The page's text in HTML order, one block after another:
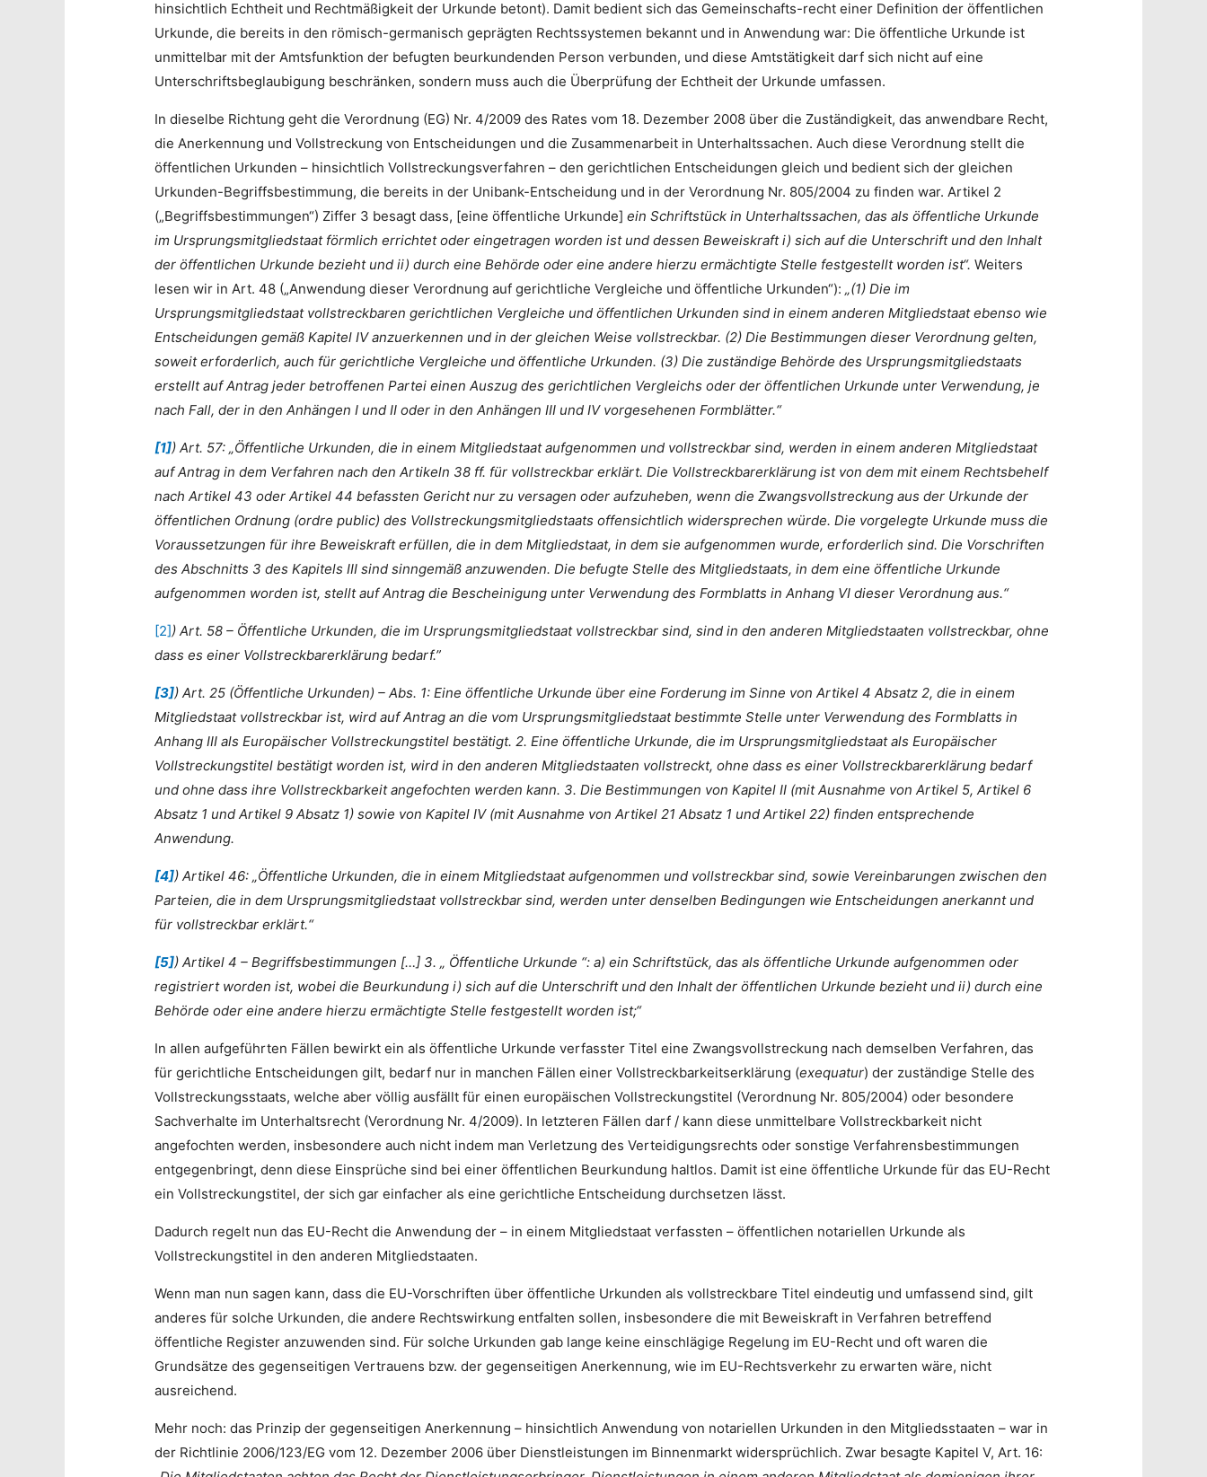
hinsichtlich Echtheit und Rechtmäßigkeit der Urkunde betont). Damit bedient sich das Gemeinschafts-recht einer Definition der öffentlichen
Urkunde, die bereits in den römisch-germanisch geprägten Rechtssystemen bekannt und in Anwendung war: Die öffentliche Urkunde ist
unmittelbar mit der Amtsfunktion der befugten beurkundenden Person verbunden, und diese Amtstätigkeit darf sich nicht auf eine
Unterschriftsbeglaubigung beschränken, sondern muss auch die Überprüfung der Echtheit der Urkunde umfassen.
In dieselbe Richtung geht die Verordnung (EG) Nr. 4/2009 des Rates vom 18. Dezember 2008 über die Zuständigkeit, das anwendbare Recht,
die Anerkennung und Vollstreckung von Entscheidungen und die Zusammenarbeit in Unterhaltssachen. Auch diese Verordnung stellt die
öffentlichen Urkunden – hinsichtlich Vollstreckungsverfahren – den gerichtlichen Entscheidungen gleich und bedient sich der gleichen
Urkunden-Begriffsbestimmung, die bereits in der Unibank-Entscheidung und in der Verordnung Nr. 805/2004 zu finden war. Artikel 2
(„Begriffsbestimmungen“) Ziffer 3 besagt dass, [eine öffentliche Urkunde]ein Schriftstück in Unterhaltssachen, das als öffentliche Urkunde
im Ursprungsmitgliedstaat förmlich errichtet oder eingetragen worden ist und dessen Beweiskraft i) sich auf die Unterschrift und den Inhalt
der öffentlichen Urkunde bezieht und ii) durch eine Behörde oder eine andere hierzu ermächtigte Stelle festgestellt worden ist“.Weiters
lesen wir in Art. 48 („Anwendung dieser Verordnung auf gerichtliche Vergleiche und öffentliche Urkunden“): „(1) Die im
Ursprungsmitgliedstaat vollstreckbaren gerichtlichen Vergleiche und öffentlichen Urkunden sind in einem anderen Mitgliedstaat ebenso wie
Entscheidungen gemäß Kapitel IV anzuerkennen und in der gleichen Weise vollstreckbar. (2) Die Bestimmungen dieser Verordnung gelten,
soweit erforderlich, auch für gerichtliche Vergleiche und öffentliche Urkunden. (3) Die zuständige Behörde des Ursprungsmitgliedstaats
erstellt auf Antrag jeder betroffenen Partei einen Auszug des gerichtlichen Vergleichs oder der öffentlichen Urkunde unter Verwendung, je
nach Fall, der in den Anhängen I und II oder in den Anhängen III und IV vorgesehenen Formblätter.“
[1]) Art. 57: „Öffentliche Urkunden, die in einem Mitgliedstaat aufgenommen und vollstreckbar sind, werden in einem anderen Mitgliedstaat
auf Antrag in dem Verfahren nach den Artikeln 38 ff. für vollstreckbar erklärt. Die Vollstreckbarerklärung ist von dem mit einem Rechtsbehelf
nach Artikel 43 oder Artikel 44 befassten Gericht nur zu versagen oder aufzuheben, wenn die Zwangsvollstreckung aus der Urkunde der
öffentlichen Ordnung (ordre public) des Vollstreckungsmitgliedstaats offensichtlich widersprechen würde. Die vorgelegte Urkunde muss die
Voraussetzungen für ihre Beweiskraft erfüllen, die in dem Mitgliedstaat, in dem sie aufgenommen wurde, erforderlich sind. Die Vorschriften
des Abschnitts 3 des Kapitels III sind sinngemäß anzuwenden. Die befugte Stelle des Mitgliedstaats, in dem eine öffentliche Urkunde
aufgenommen worden ist, stellt auf Antrag die Bescheinigung unter Verwendung des Formblatts in Anhang VI dieser Verordnung aus.“
[2]) Art. 58 – Öffentliche Urkunden, die im Ursprungsmitgliedstaat vollstreckbar sind, sind in den anderen Mitgliedstaaten vollstreckbar, ohne
dass es einer Vollstreckbarerklärung bedarf.”
[3]) Art. 25 (Öffentliche Urkunden) – Abs. 1: Eine öffentliche Urkunde über eine Forderung im Sinne von Artikel 4 Absatz 2, die in einem
Mitgliedstaat vollstreckbar ist, wird auf Antrag an die vom Ursprungsmitgliedstaat bestimmte Stelle unter Verwendung des Formblatts in
Anhang III als Europäischer Vollstreckungstitel bestätigt. 2. Eine öffentliche Urkunde, die im Ursprungsmitgliedstaat als Europäischer
Vollstreckungstitel bestätigt worden ist, wird in den anderen Mitgliedstaaten vollstreckt, ohne dass es einer Vollstreckbarerklärung bedarf
und ohne dass ihre Vollstreckbarkeit angefochten werden kann. 3. Die Bestimmungen von Kapitel II (mit Ausnahme von Artikel 5, Artikel 6
Absatz 1 und Artikel 9 Absatz 1) sowie von Kapitel IV (mit Ausnahme von Artikel 21 Absatz 1 und Artikel 22) finden entsprechende
Anwendung.
[4]) Artikel 46: „Öffentliche Urkunden, die in einem Mitgliedstaat aufgenommen und vollstreckbar sind, sowie Vereinbarungen zwischen den
Parteien, die in dem Ursprungsmitgliedstaat vollstreckbar sind, werden unter denselben Bedingungen wie Entscheidungen anerkannt und
für vollstreckbar erklärt.“
[5]) Artikel 4 – Begriffsbestimmungen […] 3. „ Öffentliche Urkunde “: a) ein Schriftstück, das als öffentliche Urkunde aufgenommen oder
registriert worden ist, wobei die Beurkundung i) sich auf die Unterschrift und den Inhalt der öffentlichen Urkunde bezieht und ii) durch eine
Behörde oder eine andere hierzu ermächtigte Stelle festgestellt worden ist;“
In allen aufgeführten Fällen bewirkt ein als öffentliche Urkunde verfasster Titel eine Zwangsvollstreckung nach demselben Verfahren, das
für gerichtliche Entscheidungen gilt, bedarf nur in manchen Fällen einer Vollstreckbarkeitserklärung (exequatur) der zuständige Stelle des
Vollstreckungsstaats, welche aber völlig ausfällt für einen europäischen Vollstreckungstitel (Verordnung Nr. 805/2004) oder besondere
Sachverhalte im Unterhaltsrecht (Verordnung Nr. 4/2009). In letzteren Fällen darf / kann diese unmittelbare Vollstreckbarkeit nicht
angefochten werden, insbesondere auch nicht indem man Verletzung des Verteidigungsrechts oder sonstige Verfahrensbestimmungen
entgegenbringt, denn diese Einsprüche sind bei einer öffentlichen Beurkundung haltlos. Damit ist eine öffentliche Urkunde für das EU-Recht
ein Vollstreckungstitel, der sich gar einfacher als eine gerichtliche Entscheidung durchsetzen lässt.
Dadurch regelt nun das EU-Recht die Anwendung der – in einem Mitgliedstaat verfassten – öffentlichen notariellen Urkunde als
Vollstreckungstitel in den anderen Mitgliedstaaten.
Wenn man nun sagen kann, dass die EU-Vorschriften über öffentliche Urkunden als vollstreckbare Titel eindeutig und umfassend sind, gilt
anderes für solche Urkunden, die andere Rechtswirkung entfalten sollen, insbesondere die mit Beweiskraft in Verfahren betreffend
öffentliche Register anzuwenden sind. Für solche Urkunden gab lange keine einschlägige Regelung im EU-Recht und oft waren die
Grundsätze des gegenseitigen Vertrauens bzw. der gegenseitigen Anerkennung, wie im EU-Rechtsverkehr zu erwarten wäre, nicht
ausreichend.
Mehr noch: das Prinzip der gegenseitigen Anerkennung – hinsichtlich Anwendung von notariellen Urkunden in den Mitgliedsstaaten – war in
der Richtlinie 2006/123/EG vom 12. Dezember 2006 über Dienstleistungen im Binnenmarkt widersprüchlich. Zwar besagte Kapitel V, Art. 16: